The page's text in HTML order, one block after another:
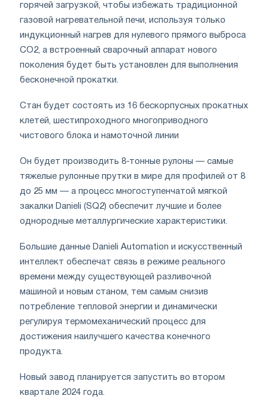
горячей загрузкой, чтобы избежать традиционной
газовой нагревательной печи, используя только
индукционный нагрев для нулевого прямого выброса
CO2, а встроенный сварочный аппарат нового
поколения будет быть установлен для выполнения
бесконечной прокатки.
Стан будет состоять из 16 бескорпусных прокатных
клетей, шестипроходного многоприводного
чистового блока и намоточной линии
Он будет производить 8-тонные рулоны — самые
тяжелые рулонные прутки в мире для профилей от 8
до 25 мм — а процесс многоступенчатой ​​мягкой
закалки Danieli (SQ2) обеспечит лучшие и более
однородные металлургические характеристики.
Большие данные Danieli Automation и искусственный
интеллект обеспечат связь в режиме реального
времени между существующей разливочной
машиной и новым станом, тем самым снизив
потребление тепловой энергии и динамически
регулируя термомеханический процесс для
достижения наилучшего качества конечного
продукта.
Новый завод планируется запустить во втором
квартале 2024 года.